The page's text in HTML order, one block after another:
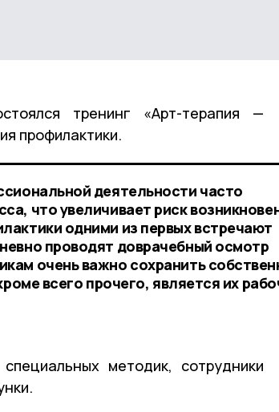
тренинг «Арт-терапия —
профилактики.
деятельности часто
что увеличивает риск
одними из первых встречают
проводят доврачебный осмотр
очень важно сохранить
всего прочего, является их
методик, сотрудники